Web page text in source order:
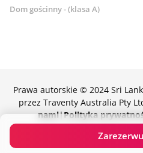
Dom gościnny - (klasa A)
Prawa autorskie © 2024 Sri
przez Traventy Australia Pty
nami| Polityka
Z dumą